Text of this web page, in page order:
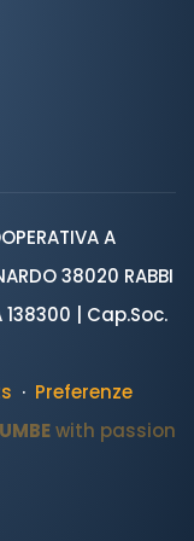
A
38020 RABBI
138300 | Cap.Soc.
· Preferenze
with passion